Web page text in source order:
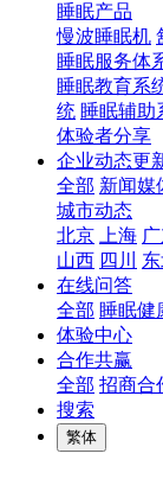
睡眠产品
慢波睡眠机
睡眠服务体
睡眠教育系
统 睡眠辅助
体验者分享
企业动态更
全部 新闻媒
城市动态
北京
上海
山西 四川
在线问答
全部 睡眠健
体验中心
合作共赢
全部 招商合
搜索
繁体